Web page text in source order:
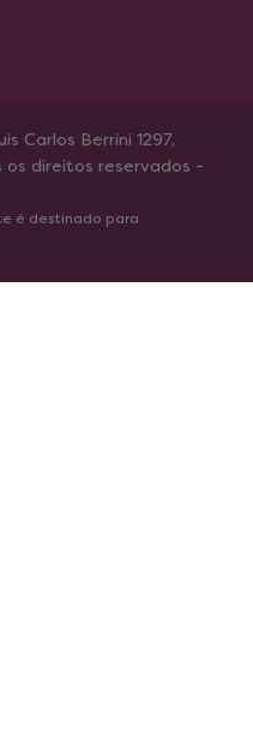
Carlos Berrini 1297,
os direitos reservados -
é destinado para